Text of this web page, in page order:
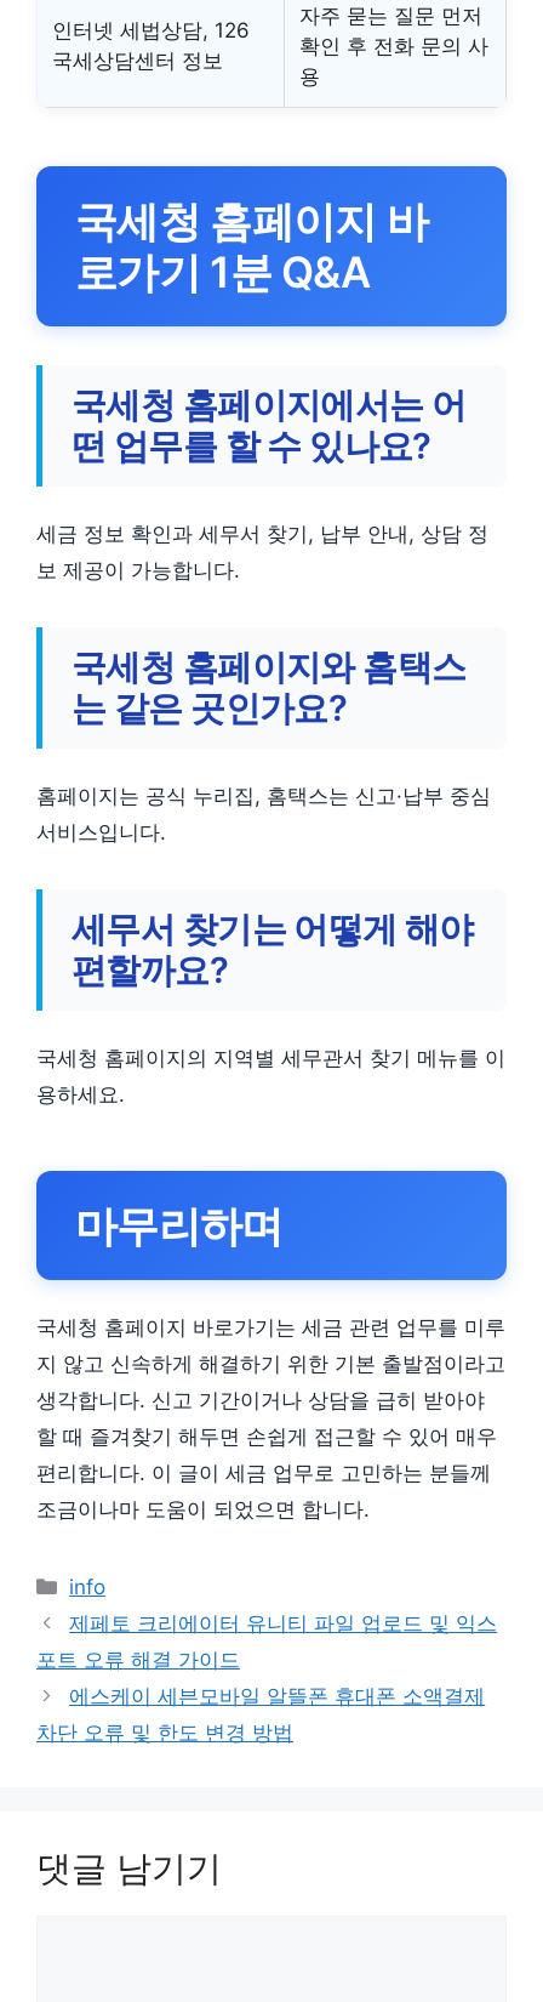
인터넷 세법상담, 126
국세상담센터 정보
자주 묻는 질문 먼저
확인 후 전화 문의 사
용
국세청 홈페이지 바
로가기 1분 Q&A
국세청 홈페이지에서는 어
떤 업무를 할 수 있나요?
세금 정보 확인과 세무서 찾기, 납부 안내, 상담 정
보 제공이 가능합니다.
국세청 홈페이지와 홈택스
는 같은 곳인가요?
홈페이지는 공식 누리집, 홈택스는 신고·납부 중심
서비스입니다.
세무서 찾기는 어떻게 해야
편할까요?
국세청 홈페이지의 지역별 세무관서 찾기 메뉴를 이
용하세요.
마무리하며
국세청 홈페이지 바로가기는 세금 관련 업무를 미루
지 않고 신속하게 해결하기 위한 기본 출발점이라고
생각합니다. 신고 기간이거나 상담을 급히 받아야
할 때 즐겨찾기 해두면 손쉽게 접근할 수 있어 매우
편리합니다. 이 글이 세금 업무로 고민하는 분들께
조금이나마 도움이 되었으면 합니다.
카
테
고
리
info
제페토 크리에이터 유니티 파일 업로드 및 익스
포트 오류 해결 가이드
에스케이 세븐모바일 알뜰폰 휴대폰 소액결제
차단 오류 및 한도 변경 방법
댓글 남기기